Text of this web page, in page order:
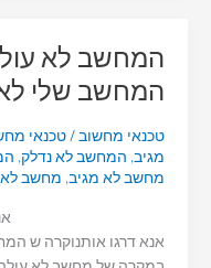
המחשב לא
המחשב שלי
טכנאי מחשוב/טכנאי
מגיב, המחשב לא נדלק,
מחשב לא מגיב, מחשב לא
אנא דרגו אותנוקרה ש